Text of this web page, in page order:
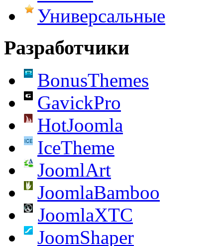
Универсальные
Разработчики
BonusThemes
GavickPro
HotJoomla
IceTheme
JoomlArt
JoomlaBamboo
JoomlaXTC
JoomShaper